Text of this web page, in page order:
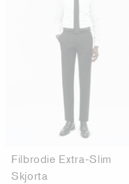
Filbrodie Extra-Slim
Skjorta